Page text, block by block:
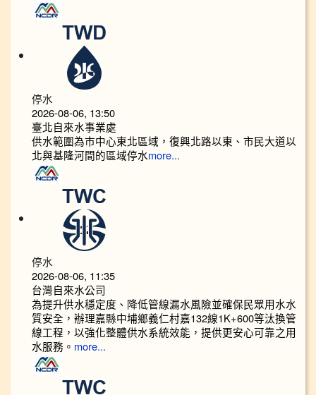
停水
2026-08-06, 13:50
臺北自來水事業處
供水範圍為市中心東北區域，復興北路以東、市民大道以
北與基隆河間的區域停水more...
停水
2026-08-06, 11:35
台灣自來水公司
為提升供水穩定度、降低管線漏水風險並確保民眾用水水
質安全，辦理嘉縣中埔鄉義仁村嘉132線1K+600等汰換管
線工程，以強化整體供水系統效能，提供更安心可靠之用
水服務。 more...